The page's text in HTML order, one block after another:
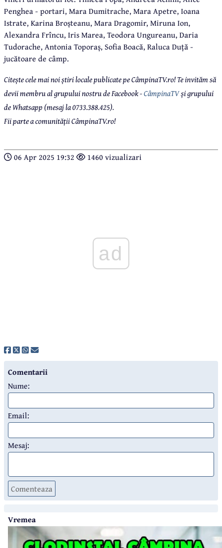
Penghea - portari, Mara Dumitrache, Mara Apetre, Ioana
Istrate, Karina Broșteanu, Mara Dragomir, Miruna Ion,
Alexandra Frîncu, Iris Marea, Teodora Ungureanu, Daria
Tudorache, Antonia Toporaș, Sofia Boacă, Raluca Duță -
jucătoare de câmp.
Citește cele mai noi știri locale publicate pe CâmpinaTV.ro! Te invităm să
devii membru al grupului nostru de Facebook -CâmpinaTVși grupului
de Whatsapp (mesaj la 0733.388.425).
Fii parte a comunității CâmpinaTV.ro!
06 Apr 2025 19:32 1460 vizualizari
ad
Comentarii
Nume:
Email:
Mesaj:
Comenteaza
Vremea